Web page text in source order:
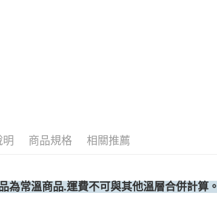
明 商品規格 相關推薦
為常溫商品.運費不可與其他溫層合併計算。